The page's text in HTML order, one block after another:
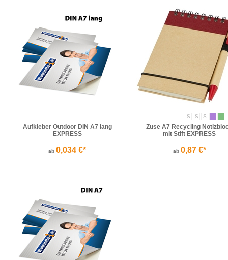
Aufkleber Outdoor DIN A7 lang
EXPRESS
ab 0,034 €*
S S S
Zuse A7 Recycling
mit Stift EXPRESS
ab 0,87 €*